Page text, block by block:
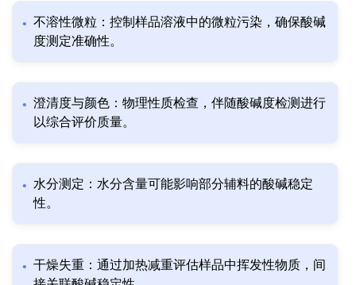
不溶性微粒：控制样品溶液中的微粒污染，确保酸碱
度测定准确性。
澄清度与颜色：物理性质检查，伴随酸碱度检测进行
以综合评价质量。
水分测定：水分含量可能影响部分辅料的酸碱稳定
性。
干燥失重：通过加热减重评估样品中挥发性物质，间